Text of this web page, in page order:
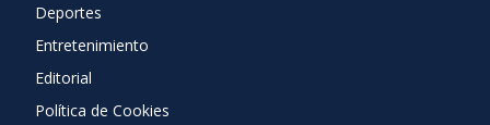
Deportes
Entretenimiento
Editorial
Política de Cookies